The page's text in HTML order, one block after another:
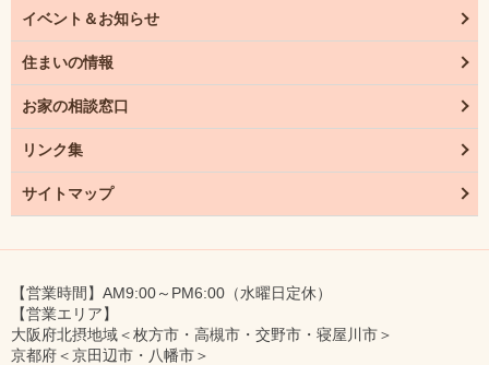
イベント＆お知らせ
住まいの情報
お家の相談窓口
リンク集
サイトマップ
【営業時間】AM9:00～PM6:00（水曜日定休）
【営業エリア】
大阪府北摂地域＜枚方市・高槻市・交野市・寝屋川市＞
京都府＜京田辺市・八幡市＞